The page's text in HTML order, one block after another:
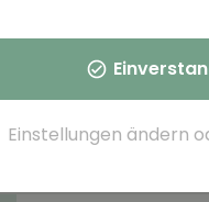
Was kann
Einstellungen ändern